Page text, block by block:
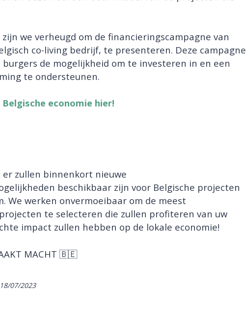
we verheugd om de financieringscampagne van
co-living bedrijf, te presenteren. Deze campagne
burgers de mogelijkheid om te investeren in en een
te ondersteunen.
economie hier!
zullen binnenkort nieuwe
beschikbaar zijn voor Belgische projecten
We werken onvermoeibaar om de meest
te selecteren die zullen profiteren van uw
impact zullen hebben op de lokale economie!
MACHT 🇧🇪
07/2023